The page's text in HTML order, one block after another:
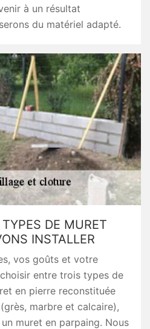
à un résultat
du matériel adapté.
DE MURET
INSTALLER
vos goûts et votre
entre trois types de
en pierre reconstituée
marbre et calcaire),
muret en parpaing. Nous